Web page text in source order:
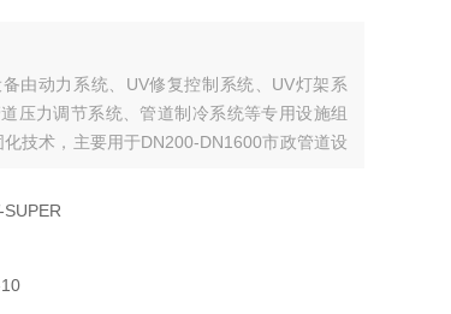
由动力系统、UV修复控制系统、UV灯架系
压力调节系统、管道制冷系统等专用设施组
技术，主要用于DN200-DN1600市政管道设
SUPER